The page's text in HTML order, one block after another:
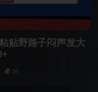
贴野路子闷声发大
36